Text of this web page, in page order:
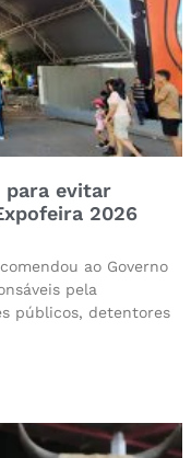
para evitar
2026
ao Governo
pela
públicos, detentores